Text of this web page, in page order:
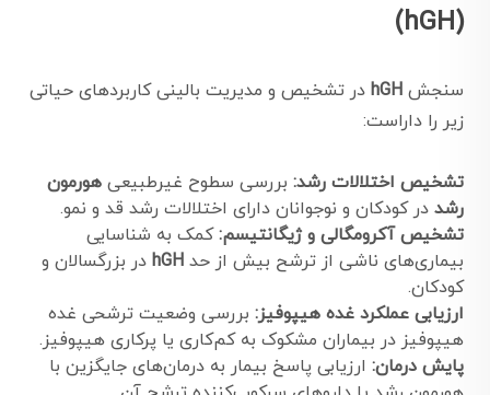
(hGH)
سنجش hGH در تشخیص و مدیریت بالینی کاربردهای حیاتی
زیر را داراست:
تشخیص اختلالات رشد: بررسی سطوح غیرطبیعی هورمون
رشد در کودکان و نوجوانان دارای اختلالات رشد قد و نمو.
تشخیص آکرومگالی و ژیگانتیسم:کمک به شناسایی
بیماری‌های ناشی از ترشح بیش از حد hGH در بزرگسالان و
کودکان.
ارزیابی عملکرد غده هیپوفیز: بررسی وضعیت ترشحی غده
هیپوفیز در بیماران مشکوک به کم‌کاری یا پرکاری هیپوفیز.
پایش درمان: ارزیابی پاسخ بیمار به درمان‌های جایگزین با